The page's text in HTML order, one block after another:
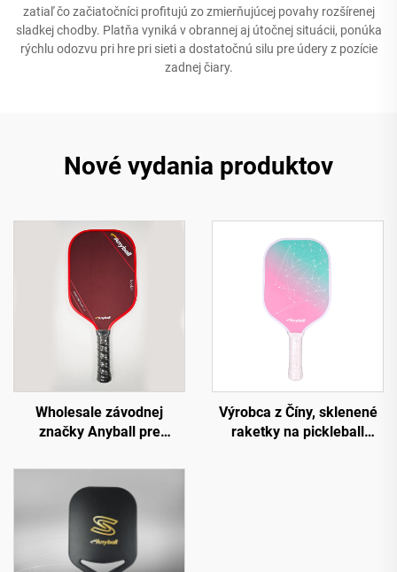
zatiaľ čo začiatočníci profitujú zo zmierňujúcej povahy rozšírenej
sladkej chodby. Platňa vyniká v obrannej aj útočnej situácii, ponúka
rýchlu odozvu pri hre pri sieti a dostatočnú silu pre údery z pozície
zadnej čiary.
Nové vydania produktov
Wholesale závodnej
značky Anyball pre
pickleball
Výrobca z Číny, sklenené
raketky na pickleball